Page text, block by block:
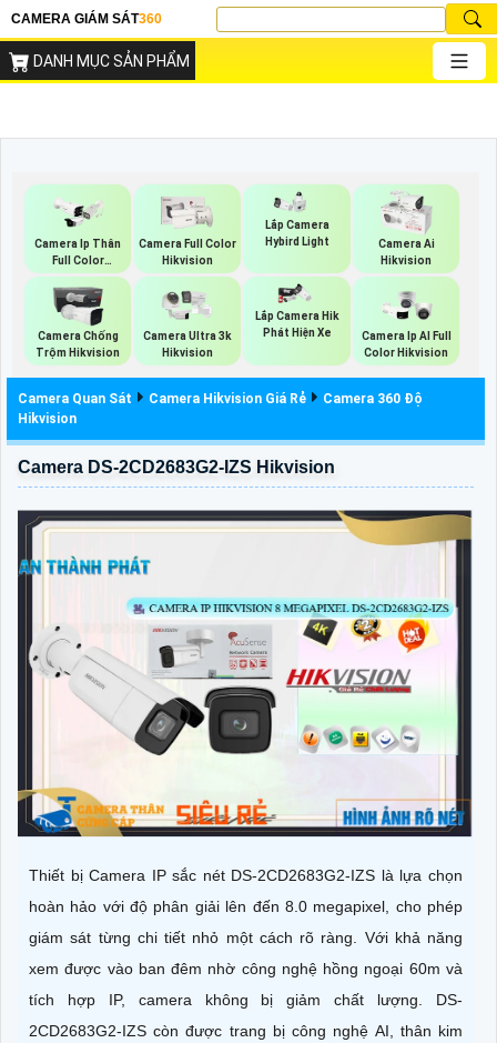
CAMERA GIÁM SÁT360
DANH MỤC SẢN PHẨM
Camera Ip Thân
Full Color
Hikvision
Camera Full Color
Hikvision
Lắp Camera
Hybird Light
Camera Ai
Hikvision
Camera Chống
Trộm Hikvision
Camera Ultra 3k
Hikvision
Lắp Camera Hik
Phát Hiện Xe
Camera Ip AI Full
Color Hikvision
Camera Quan Sát Camera Hikvision Giá Rẻ
Camera 360 Độ
Hikvision
Camera DS-2CD2683G2-IZS Hikvision
Thiết bị Camera IP sắc nét DS-2CD2683G2-IZS là lựa chọn
hoàn hảo với độ phân giải lên đến 8.0 megapixel, cho phép
giám sát từng chi tiết nhỏ một cách rõ ràng. Với khả năng
xem được vào ban đêm nhờ công nghệ hồng ngoại 60m và
tích hợp IP, camera không bị giảm chất lượng. DS-
2CD2683G2-IZS còn được trang bị công nghệ AI, thân kim